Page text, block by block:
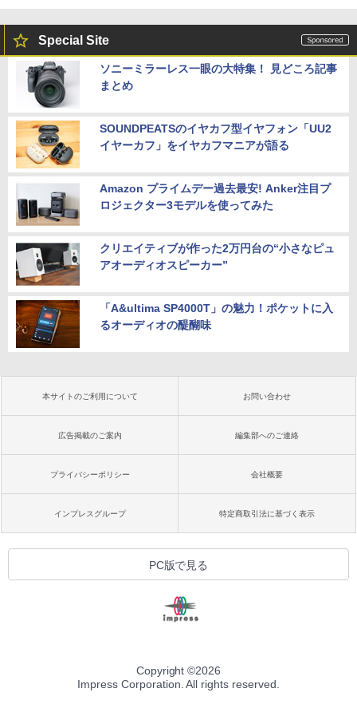
Special Site
ソニーミラーレス一眼の大特集！ 見どころ記事
まとめ
SOUNDPEATSのイヤカフ型イヤフォン「UU2
イヤーカフ」をイヤカフマニアが語る
Amazon プライムデー過去最安! Anker注目プ
ロジェクター3モデルを使ってみた
クリエイティブが作った2万円台の“小さなピュ
アオーディオスピーカー”
「A&ultima SP4000T」の魅力！ポケットに入
るオーディオの醍醐味
本サイトのご利用について お問い合わせ
広告掲載のご案内 編集部へのご連絡
プライバシーポリシー 会社概要
インプレスグループ 特定商取引法に基づく表示
PC版で見る
Copyright ©2026
Impress Corporation. All rights reserved.